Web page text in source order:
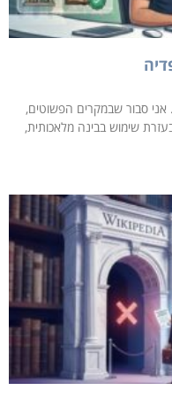
אני סבור שבמקרים הפשוטים,
שימוש בבינה מלאכותית,